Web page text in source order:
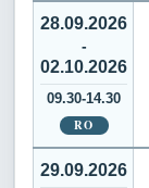
28.09.2026
-
02.10.2026
09.30-14.30
RO
29.09.2026